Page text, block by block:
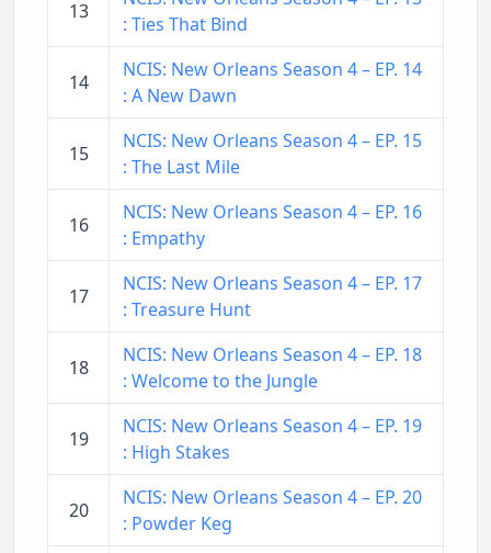
13
: Ties That Bind
14
NCIS: New Orleans Season 4 – EP. 14
: A New Dawn
15
NCIS: New Orleans Season 4 – EP. 15
: The Last Mile
16
NCIS: New Orleans Season 4 – EP. 16
: Empathy
17
NCIS: New Orleans Season 4 – EP. 17
: Treasure Hunt
18
NCIS: New Orleans Season 4 – EP. 18
: Welcome to the Jungle
19
NCIS: New Orleans Season 4 – EP. 19
: High Stakes
20
NCIS: New Orleans Season 4 – EP. 20
: Powder Keg